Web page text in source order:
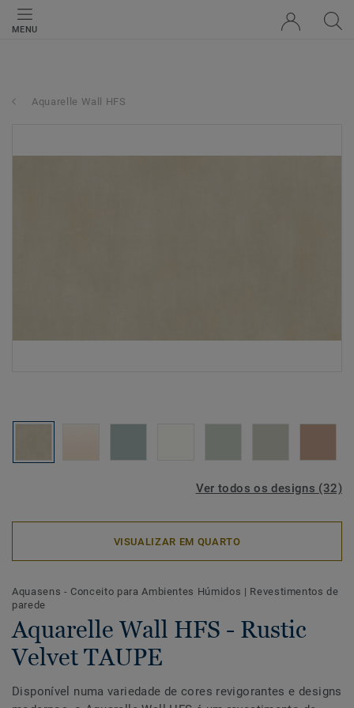
MENU
Aquarelle Wall HFS
Ver todos os designs (32)
VISUALIZAR EM QUARTO
Aquasens - Conceito para Ambientes Húmidos | Revestimentos de
parede
Aquarelle Wall HFS - Rustic
Velvet TAUPE
Disponível numa variedade de cores revigorantes e designs